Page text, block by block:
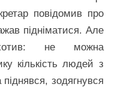
повідомив про
підніматися. Але
не можна
кількість людей з
зодягнувся